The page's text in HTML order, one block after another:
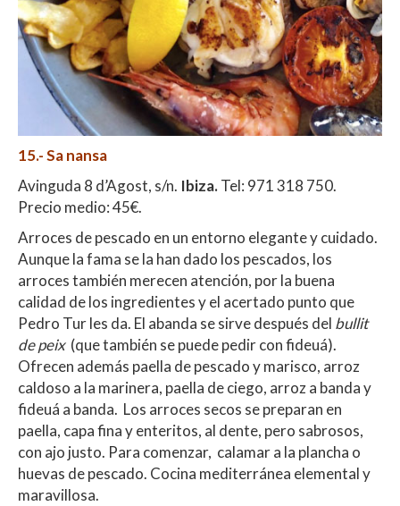
15.- Sa nansa
Avinguda 8 d’Agost, s/n. Ibiza.Tel: 971 318 750.
Precio medio: 45€.
Arroces de pescado en un entorno elegante y cuidado.
Aunque la fama se la han dado los pescados, los
arroces también merecen atención, por la buena
calidad de los ingredientes y el acertado punto que
Pedro Tur les da. El abanda se sirve después del bullit
de peix(que también se puede pedir con fideuá).
Ofrecen además paella de pescado y marisco, arroz
caldoso a la marinera, paella de ciego, arroz a banda y
fideuá a banda. Los arroces secos se preparan en
paella, capa fina y enteritos, al dente, pero sabrosos,
con ajo justo. Para comenzar, calamar a la plancha o
huevas de pescado. Cocina mediterránea elemental y
maravillosa.